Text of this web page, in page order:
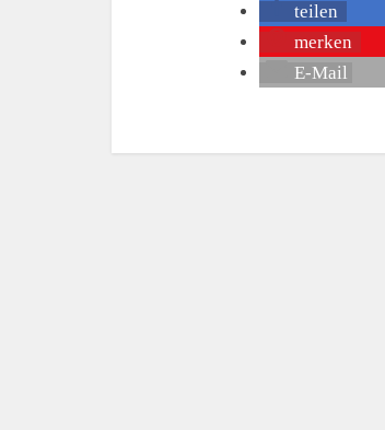
teilen
merken
E-Mail